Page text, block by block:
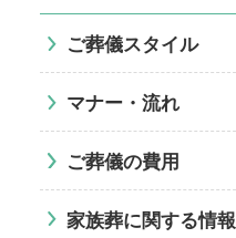
ご葬儀スタイル
マナー・流れ
ご葬儀の費用
家族葬に関する情報